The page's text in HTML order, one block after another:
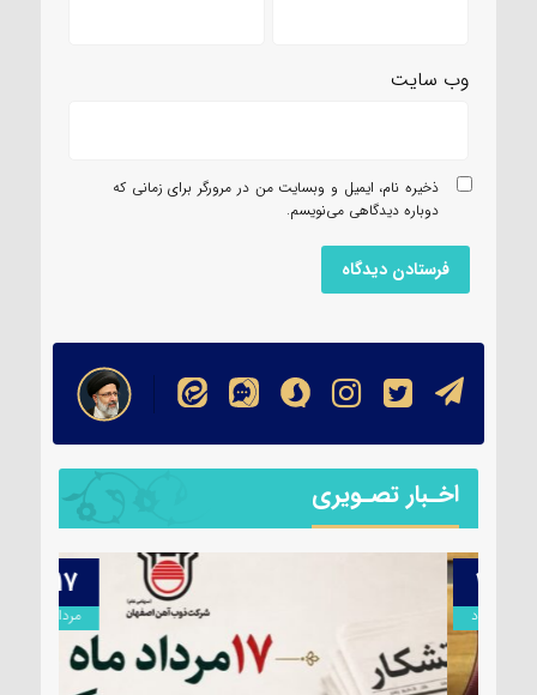
وب‌ سایت
ذخیره نام، ایمیل و وبسایت من در مرورگر برای زمانی که
دوباره دیدگاهی می‌نویسم.
اخـبار تصـویری